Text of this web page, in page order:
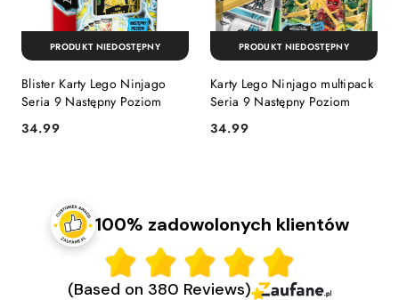
Blister Karty Lego Ninjago
Seria 9 Następny Poziom
Cena:
34.99
PRODUKT NIEDOSTĘPNY
Karty Lego Ninjago multipack
Seria 9 Następny Poziom
Cena:
34.99
PRODUKT NIEDOSTĘPNY
100% zadowolonych klientów
(Based on 380 Reviews)